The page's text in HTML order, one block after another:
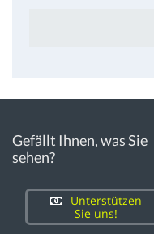
Gefällt Ihnen, was Sie
sehen?
Unterstützen
Sie uns!